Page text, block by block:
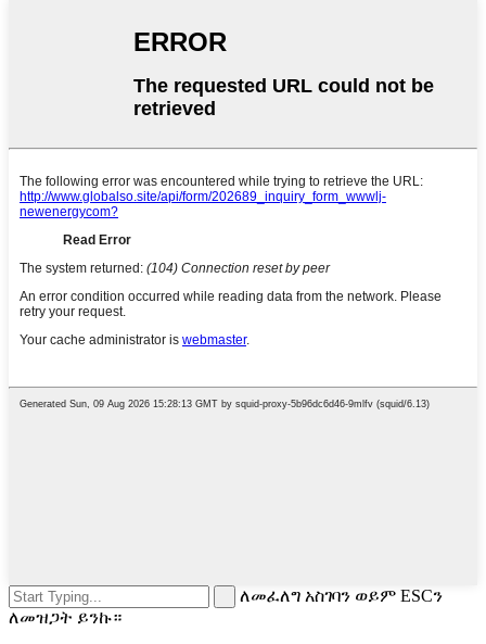
ለመፈለግ አስገባን ወይም ESCን
ለመዝጋት ይንኩ።